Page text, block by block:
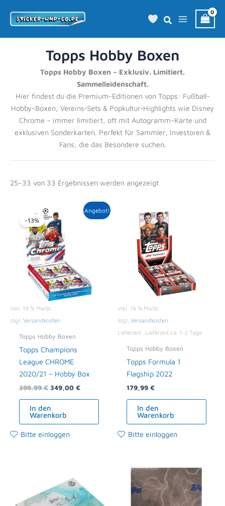
Inhalt
Topps Hobby Boxen
Topps Hobby Boxen – Exklusiv. Limitiert.
Sammelleidenschaft.
Hier findest du die Premium-Editionen von Topps: Fußball-
Hobby-Boxen, Vereins‑Sets & Popkultur‑Highlights wie Disney
Chrome – immer limitiert, oft mit Autogramm-Karte und
exklusiven Sonderkarten. Perfekt für Sammler, Investoren &
Fans, die das Besondere suchen.
25–33 von 33 Ergebnissen werden angezeigt
Angebot!
-13%
inkl. 19 % MwSt.
zzgl. Versandkosten
Topps Hobby Boxen
Topps Champions
League CHROME
2020/21 – Hobby Box
399,99€
Ursprünglicher
Preis
war:
399,99 €
349,00 €
Aktueller
Preis
In den
Warenkorb
Bitte einloggen
inkl. 19 % MwSt.
zzgl. Versandkosten
Lieferzeit: Lieferzeit ca. 1-3 Tage
Topps Hobby Boxen
Topps Formula 1
Flagship 2022
179,99 €
In den
Warenkorb
Bitte einloggen